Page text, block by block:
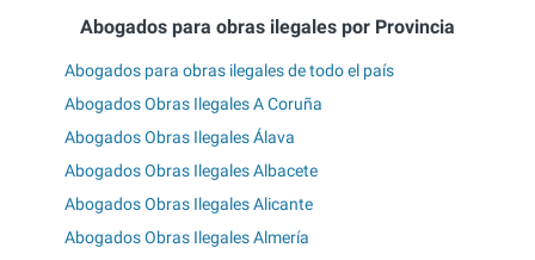
Abogados para obras ilegales por Provincia
Abogados para obras ilegales de todo el país
Abogados Obras Ilegales A Coruña
Abogados Obras Ilegales Álava
Abogados Obras Ilegales Albacete
Abogados Obras Ilegales Alicante
Abogados Obras Ilegales Almería